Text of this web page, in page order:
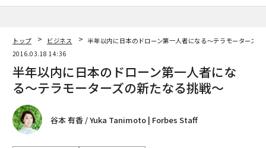
トップ ビジネス
半年以内に日本のドローン第一人者になる〜テラモーターズの
2016.03.18 14:36
半年以内に日本のドローン第一人者にな
る〜テラモーターズの新たなる挑戦〜
谷本 有香 / Yuka Tanimoto | Forbes Staff